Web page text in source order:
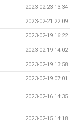
2023-02-23 13:34
2023-02-21 22:09
2023-02-19 16:22
2023-02-19 14:02
2023-02-19 13:58
2023-02-19 07:01
2023-02-16 14:35
2023-02-15 14:18